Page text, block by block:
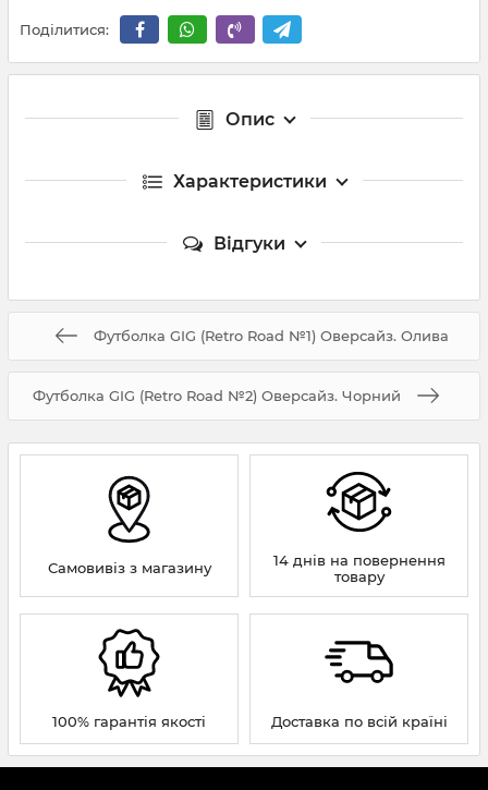
Поділитися:
Опис
Характеристики
Відгуки
Футболка GIG (Retro Road №1) Оверсайз. Олива
Футболка GIG (Retro Road №2) Оверсайз. Чорний
Самовивіз з магазину
14 днів на повернення
товару
100% гарантія якості Доставка по всій країні